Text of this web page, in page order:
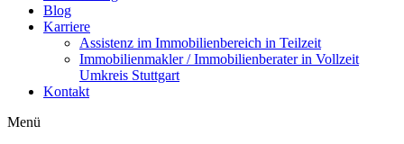
Blog
Karriere
Assistenz im Immobilienbereich in Teilzeit
Immobilienmakler / Immobilienberater in Vollzeit
Umkreis Stuttgart
Kontakt
Menü